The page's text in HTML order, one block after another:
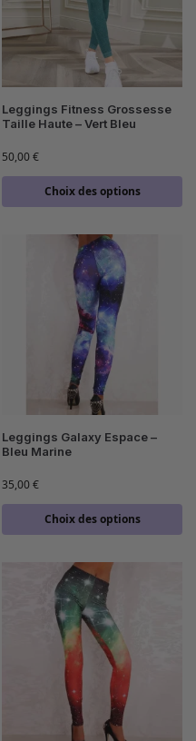
Leggings Fitness Grossesse
Taille Haute – Vert Bleu
50,00€
Choix des options
Leggings Galaxy Espace –
Bleu Marine
35,00€
Choix des options